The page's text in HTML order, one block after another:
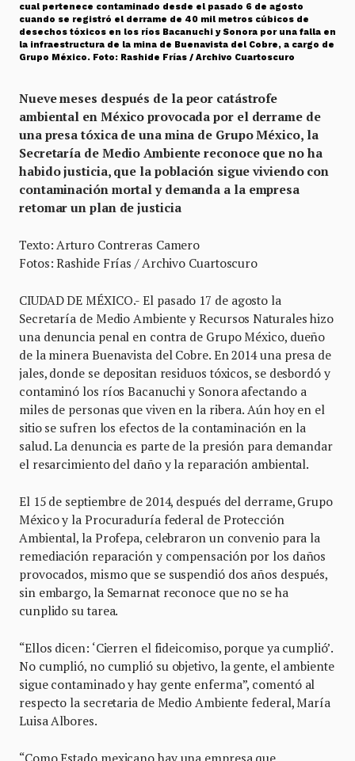
cual pertenece contaminado desde el pasado 6 de agosto
cuando se registró el derrame de 40 mil metros cúbicos de
desechos tóxicos en los ríos Bacanuchi y Sonora por una falla en
la infraestructura de la mina de Buenavista del Cobre, a cargo de
Grupo México. Foto: Rashide Frías / Archivo Cuartoscuro
Nueve meses después de la peor catástrofe
ambiental en México provocada por el derrame de
una presa tóxica de una mina de Grupo México, la
Secretaría de Medio Ambiente reconoce que no ha
habido justicia, que la población sigue viviendo con
contaminación mortal y demanda a la empresa
retomar un plan de justicia
Texto: Arturo Contreras Camero
Fotos: Rashide Frías / Archivo Cuartoscuro
CIUDAD DE MÉXICO.- El pasado 17 de agosto la
Secretaría de Medio Ambiente y Recursos Naturales hizo
una denuncia penal en contra de Grupo México, dueño
de la minera Buenavista del Cobre. En 2014 una presa de
jales, donde se depositan residuos tóxicos, se desbordó y
contaminó los ríos Bacanuchi y Sonora afectando a
miles de personas que viven en la ribera. Aún hoy en el
sitio se sufren los efectos de la contaminación en la
salud. La denuncia es parte de la presión para demandar
el resarcimiento del daño y la reparación ambiental.
El 15 de septiembre de 2014, después del derrame, Grupo
México y la Procuraduría federal de Protección
Ambiental, la Profepa, celebraron un convenio para la
remediación reparación y compensación por los daños
provocados, mismo que se suspendió dos años después,
sin embargo, la Semarnat reconoce que no se ha
cunplido su tarea.
“Ellos dicen: ‘Cierren el fideicomiso, porque ya cumplió’.
No cumplió, no cumplió su objetivo, la gente, el ambiente
sigue contaminado y hay gente enferma”, comentó al
respecto la secretaria de Medio Ambiente federal, María
Luisa Albores.
“Como Estado mexicano hay una empresa que